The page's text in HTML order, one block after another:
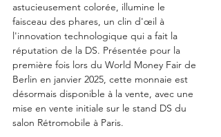
astucieusement colorée, illumine le
faisceau des phares, un clin d'œil à
l'innovation technologique qui a fait la
réputation de la DS. Présentée pour la
première fois lors du World Money Fair de
Berlin en janvier 2025, cette monnaie est
désormais disponible à la vente, avec une
mise en vente initiale sur le stand DS du
salon Rétromobile à Paris.